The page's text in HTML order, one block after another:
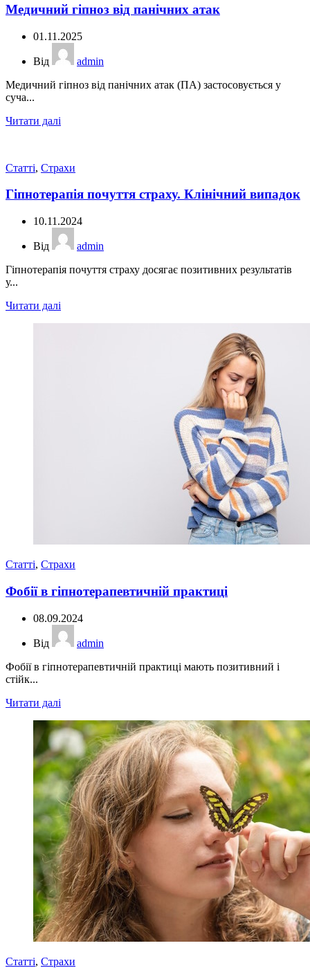
Медичний гіпноз від панічних атак
01.11.2025
Від
admin
Медичний гіпноз від панічних атак (ПА) застосовується у
суча...
Читати далі
Статті, Страхи
Гіпнотерапія почуття страху. Клінічний випадок
10.11.2024
Від
admin
Гіпнотерапія почуття страху досягає позитивних результатів
у...
Читати далі
Статті, Страхи
Фобії в гіпнотерапевтичній практиці
08.09.2024
Від
admin
Фобії в гіпнотерапевтичній практиці мають позитивний і
стійк...
Читати далі
Статті, Страхи